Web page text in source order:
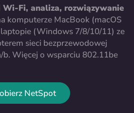
Fi, analiza, rozwiązywanie
komputerze MacBook (macOS
(Windows 7/8/10/11) ze
sieci bezprzewodowej
b. Więcej o wsparciu 802.11be
NetSpot